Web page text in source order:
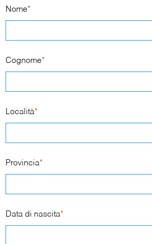
Nome*
Cognome*
Località*
Provincia*
Data di nascita*